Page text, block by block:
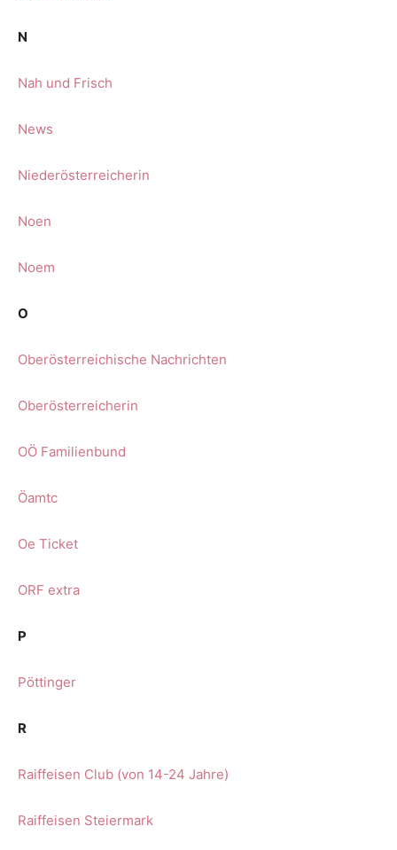
N
Nah und Frisch
News
Niederösterreicherin
Noen
Noem
O
Oberösterreichische Nachrichten
Oberösterreicherin
OÖ Familienbund
Öamtc
Oe Ticket
ORF extra
P
Pöttinger
R
Raiffeisen Club (von 14-24 Jahre)
Raiffeisen Steiermark